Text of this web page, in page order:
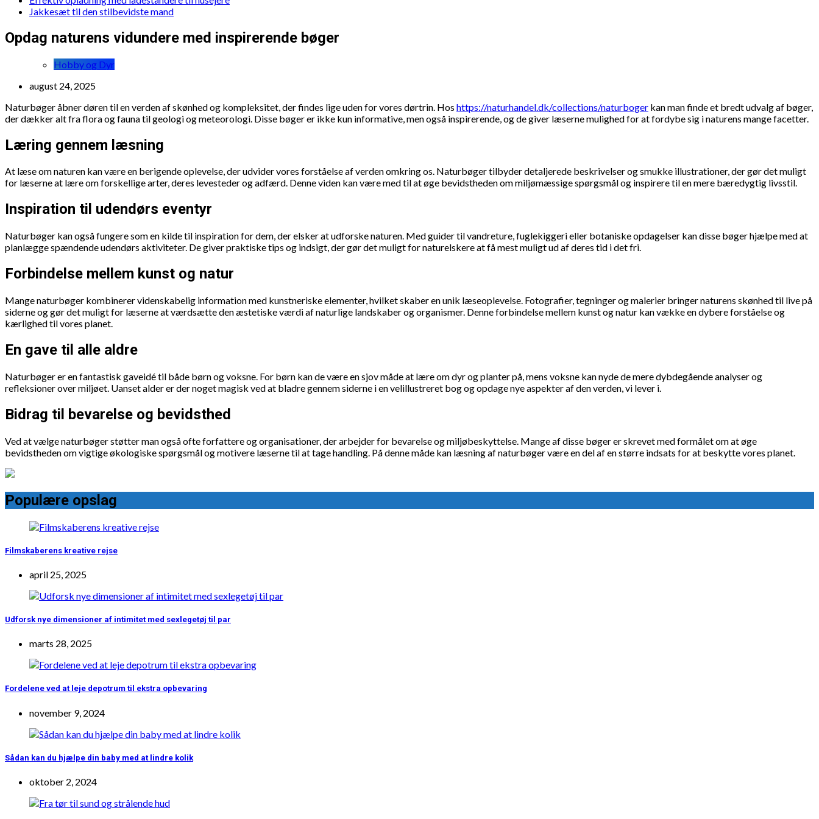
Jakkesæt til den stilbevidste mand
Opdag naturens vidundere med inspirerende bøger
Hobby og Dyr
august 24, 2025
Naturbøger åbner døren til en verden af skønhed og kompleksitet, der findes lige uden for vores dørtrin. Hos https://naturhandel.dk/collections/naturboger kan man finde et bredt udvalg af bøger,
der dækker alt fra flora og fauna til geologi og meteorologi. Disse bøger er ikke kun informative, men også inspirerende, og de giver læserne mulighed for at fordybe sig i naturens mange facetter.
Læring gennem læsning
At læse om naturen kan være en berigende oplevelse, der udvider vores forståelse af verden omkring os. Naturbøger tilbyder detaljerede beskrivelser og smukke illustrationer, der gør det muligt
for læserne at lære om forskellige arter, deres levesteder og adfærd. Denne viden kan være med til at øge bevidstheden om miljømæssige spørgsmål og inspirere til en mere bæredygtig livsstil.
Inspiration til udendørs eventyr
Naturbøger kan også fungere som en kilde til inspiration for dem, der elsker at udforske naturen. Med guider til vandreture, fuglekiggeri eller botaniske opdagelser kan disse bøger hjælpe med at
planlægge spændende udendørs aktiviteter. De giver praktiske tips og indsigt, der gør det muligt for naturelskere at få mest muligt ud af deres tid i det fri.
Forbindelse mellem kunst og natur
Mange naturbøger kombinerer videnskabelig information med kunstneriske elementer, hvilket skaber en unik læseoplevelse. Fotografier, tegninger og malerier bringer naturens skønhed til live på
siderne og gør det muligt for læserne at værdsætte den æstetiske værdi af naturlige landskaber og organismer. Denne forbindelse mellem kunst og natur kan vække en dybere forståelse og
kærlighed til vores planet.
En gave til alle aldre
Naturbøger er en fantastisk gaveidé til både børn og voksne. For børn kan de være en sjov måde at lære om dyr og planter på, mens voksne kan nyde de mere dybdegående analyser og
refleksioner over miljøet. Uanset alder er der noget magisk ved at bladre gennem siderne i en velillustreret bog og opdage nye aspekter af den verden, vi lever i.
Bidrag til bevarelse og bevidsthed
Ved at vælge naturbøger støtter man også ofte forfattere og organisationer, der arbejder for bevarelse og miljøbeskyttelse. Mange af disse bøger er skrevet med formålet om at øge
bevidstheden om vigtige økologiske spørgsmål og motivere læserne til at tage handling. På denne måde kan læsning af naturbøger være en del af en større indsats for at beskytte vores planet.
Populære opslag
Filmskaberens kreative rejse
april 25, 2025
Udforsk nye dimensioner af intimitet med sexlegetøj til par
marts 28, 2025
Fordelene ved at leje depotrum til ekstra opbevaring
november 9, 2024
Sådan kan du hjælpe din baby med at lindre kolik
oktober 2, 2024